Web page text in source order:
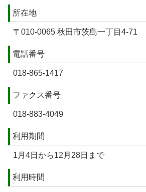
所在地
〒010-0065 秋田市茨島一丁目4-71
電話番号
018-865-1417
ファクス番号
018-883-4049
利用期間
1月4日から12月28日まで
利用時間